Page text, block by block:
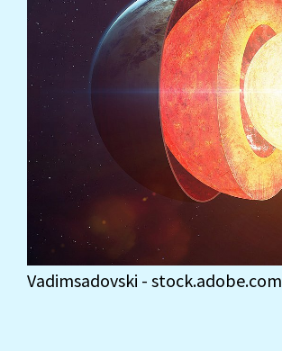
Vadimsadovski - stock.adobe.com